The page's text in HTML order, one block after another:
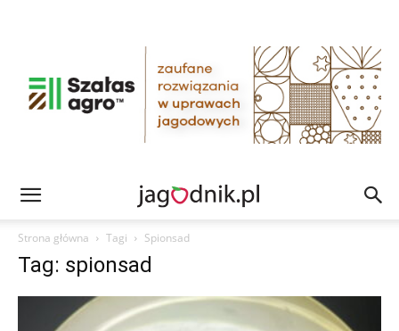
Strona główna Tagi Spionsad
Tag: spionsad